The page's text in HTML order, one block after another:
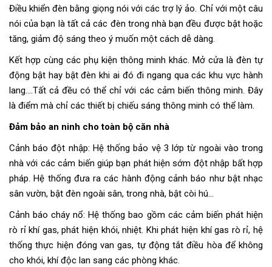
Điều khiển đèn bằng giọng nói với các trợ lý ảo. Chỉ với một câu
nói của bạn là tất cả các đèn trong nhà bạn đều được bật hoặc
tăng, giảm độ sáng theo ý muốn một cách dễ dàng.
Kết hợp cùng các phụ kiện thông minh khác. Mở cửa là đèn tự
động bật hay bật đèn khi ai đó đi ngang qua các khu vực hành
lang….Tất cả đều có thể chỉ với các cảm biến thông minh. Đây
là điểm mà chỉ các thiết bị chiếu sáng thông minh có thể làm.
Đảm bảo an ninh cho toàn bộ căn nhà
Cảnh báo đột nhập: Hệ thống bảo vệ 3 lớp từ ngoài vào trong
nhà với các cảm biến giúp bạn phát hiện sớm đột nhập bất hợp
pháp. Hệ thống đưa ra các hành động cảnh báo như bật nhạc
sân vườn, bật đèn ngoài sân, trong nhà, bật còi hú…
Cảnh báo cháy nổ: Hệ thống bao gồm các cảm biến phát hiện
rò rỉ khí gas, phát hiện khói, nhiệt. Khi phát hiện khí gas rò rỉ, hệ
thống thực hiện đóng van gas, tự động tắt điều hòa để không
cho khói, khí độc lan sang các phòng khác.